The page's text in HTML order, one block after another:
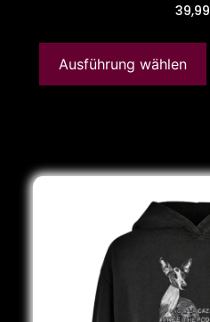
39,99
Ausführung wählen